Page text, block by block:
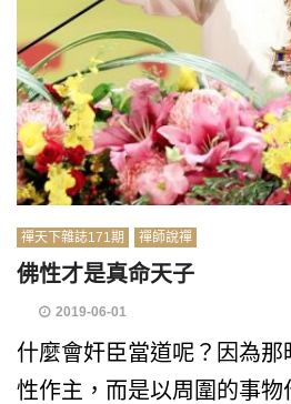
禪天下雜誌171期 禪師說禪
佛性才是真命天子
2019-06-01
什麼會奸臣當道呢？因為
性作主，而是以周圍的事